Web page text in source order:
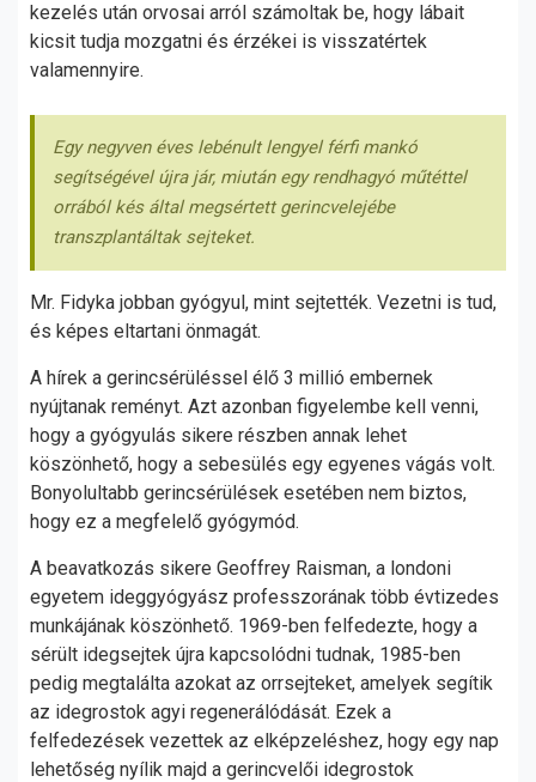
kezelés után orvosai arról számoltak be, hogy lábait
kicsit tudja mozgatni és érzékei is visszatértek
valamennyire.
Egy negyven éves lebénult lengyel férfi mankó
segítségével újra jár, miután egy rendhagyó műtéttel
orrából kés által megsértett gerincvelejébe
transzplantáltak sejteket.
Mr. Fidyka jobban gyógyul, mint sejtették. Vezetni is tud,
és képes eltartani önmagát.
A hírek a gerincsérüléssel élő 3 millió embernek
nyújtanak reményt. Azt azonban figyelembe kell venni,
hogy a gyógyulás sikere részben annak lehet
köszönhető, hogy a sebesülés egy egyenes vágás volt.
Bonyolultabb gerincsérülések esetében nem biztos,
hogy ez a megfelelő gyógymód.
A beavatkozás sikere Geoffrey Raisman, a londoni
egyetem ideggyógyász professzorának több évtizedes
munkájának köszönhető. 1969-ben felfedezte, hogy a
sérült idegsejtek újra kapcsolódni tudnak, 1985-ben
pedig megtalálta azokat az orrsejteket, amelyek segítik
az idegrostok agyi regenerálódását. Ezek a
felfedezések vezettek az elképzeléshez, hogy egy nap
lehetőség nyílik majd a gerincvelői idegrostok